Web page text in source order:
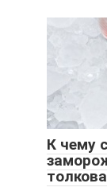
К чему